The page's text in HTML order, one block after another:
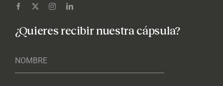
¿Quieres recibir nuestra cápsula?